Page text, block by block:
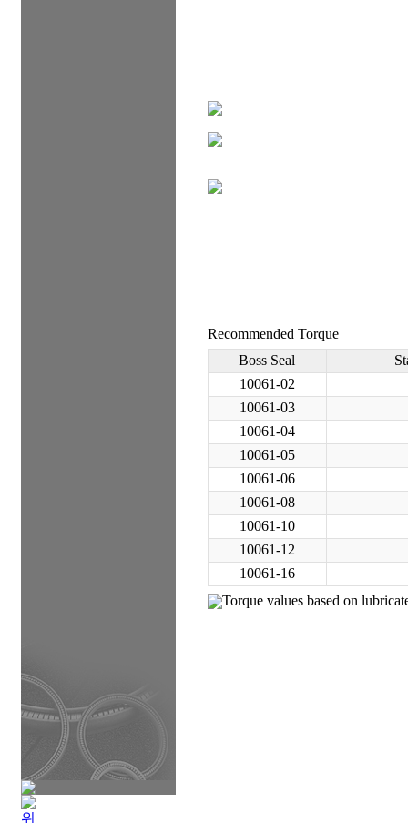
Recommended Torque
Boss Seal
10061-02
10061-03
10061-04
10061-05
10061-06
10061-08
10061-10
10061-12
10061-16
Torque values based on